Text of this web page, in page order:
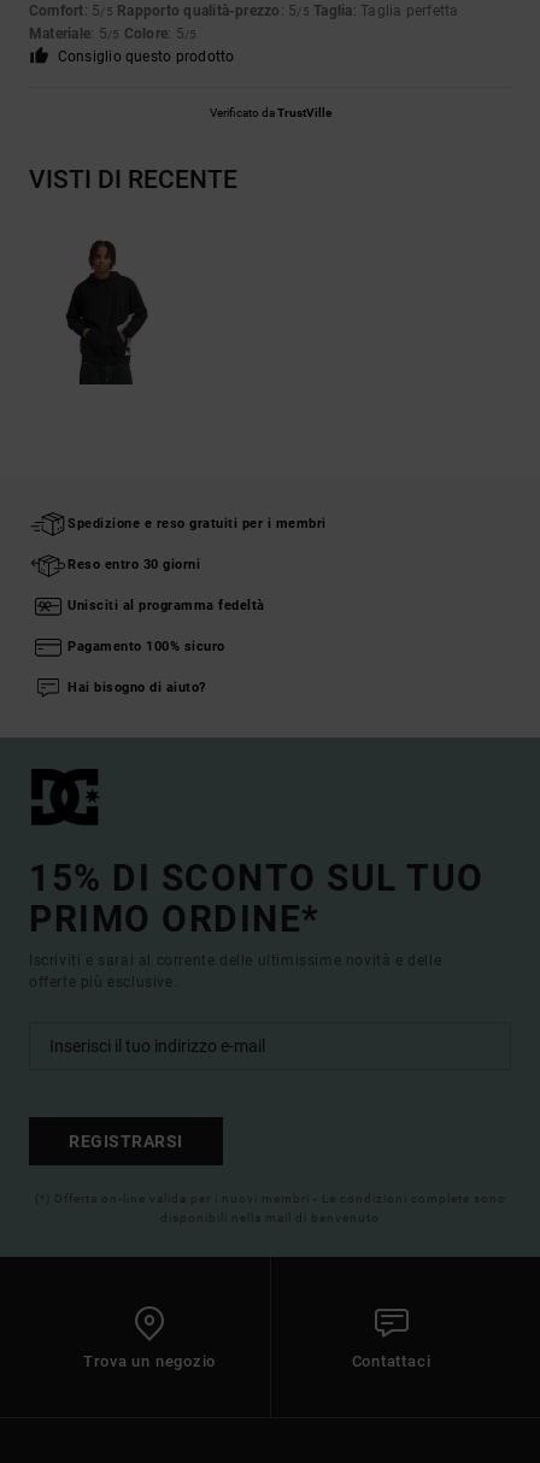
Comfort: 5/5 Rapporto qualità-prezzo : 5/5 Taglia: Taglia perfetta
Materiale: 5/5 Colore: 5/5
Consiglio questo prodotto
Verificato daTrustVille
VISTI DI RECENTE
Spedizione e reso gratuiti per i membri
Reso entro 30 giorni
Unisciti al programma fedeltà
Pagamento 100% sicuro
Hai bisogno di aiuto?
15% DI SCONTO SUL TUO
PRIMO ORDINE*
Iscriviti e sarai al corrente delle ultimissime novità e delle
offerte più esclusive.
REGISTRARSI
(*) Offerta on-line valida per i nuovi membri - Le condizioni complete sono
disponibili nella mail di benvenuto
Trova un negozio Contattaci